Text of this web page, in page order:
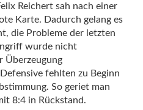
Reichert sah nach einer
Karte. Dadurch gelang es
die Probleme der letzten
wurde nicht
Überzeugung
fehlten zu Beginn
So geriet man
8:4 in Rückstand.